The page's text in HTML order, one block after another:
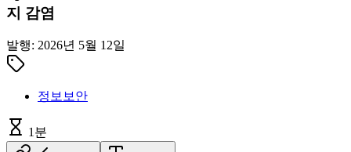
지 감염
발행: 2026년 5월 12일
정보보안
1분